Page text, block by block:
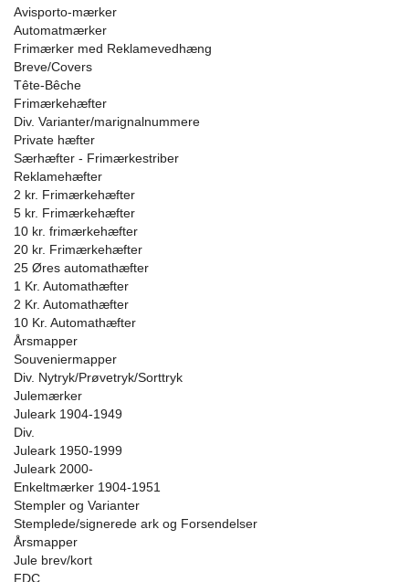
Avisporto-mærker
Automatmærker
Frimærker med Reklamevedhæng
Breve/Covers
Tête-Bêche
Frimærkehæfter
Div. Varianter/marignalnummere
Private hæfter
Særhæfter - Frimærkestriber
Reklamehæfter
2 kr. Frimærkehæfter
5 kr. Frimærkehæfter
10 kr. frimærkehæfter
20 kr. Frimærkehæfter
25 Øres automathæfter
1 Kr. Automathæfter
2 Kr. Automathæfter
10 Kr. Automathæfter
Årsmapper
Souveniermapper
Div. Nytryk/Prøvetryk/Sorttryk
Julemærker
Juleark 1904-1949
Div.
Juleark 1950-1999
Juleark 2000-
Enkeltmærker 1904-1951
Stempler og Varianter
Stemplede/signerede ark og Forsendelser
Årsmapper
Jule brev/kort
FDC